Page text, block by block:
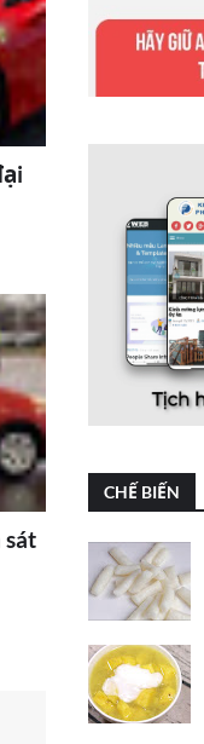
CHẾ BIẾN